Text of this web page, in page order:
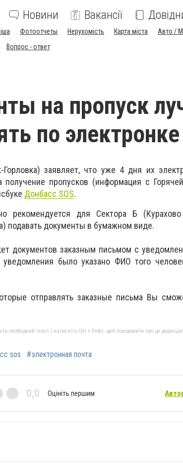
Новини Вакансії
Фотоотчеты Нерухомість Карта міста Авто /
Вопрос - ответ
на пропуск
по электронке
Горловка) заявляет, что уже 4 дня их
получение пропусков (информация с
Донбасс SOS.
рекомендуется для Сектора Б
подавать документы в бумажном виде.
документов заказным письмом с
было указано ФИО того
отправлять заказные письма Вы
необхідний текст і натисніть Ctrl + Enter, щоб повідомити про це редакцію
sos #электронная почта
0,0 Оцініть першим